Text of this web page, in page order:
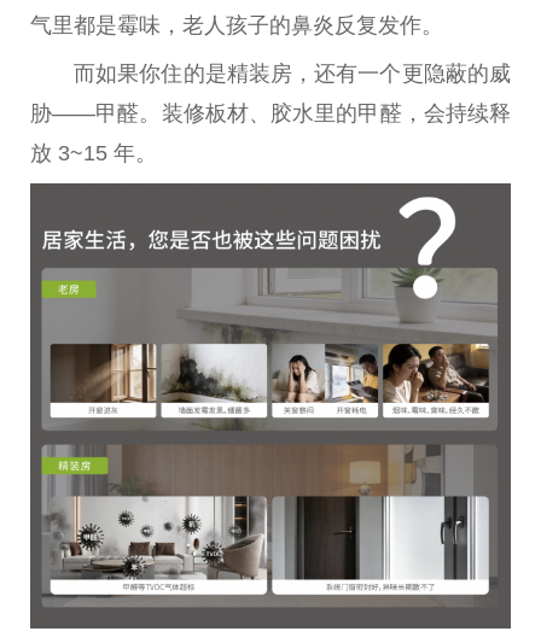
气里都是霉味，老人孩子的鼻炎反复发作。
而如果你住的是精装房，还有一个更隐蔽的威
胁——甲醛。装修板材、胶水里的甲醛，会持续释
放 3~15 年。